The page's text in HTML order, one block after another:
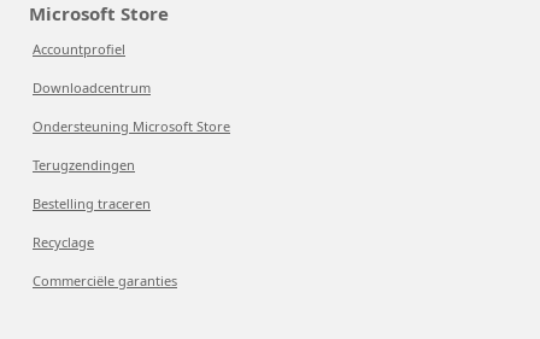
Microsoft Store
Accountprofiel
Downloadcentrum
Ondersteuning Microsoft Store
Terugzendingen
Bestelling traceren
Recyclage
Commerciële garanties